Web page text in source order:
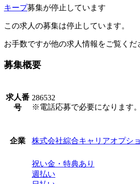
キープ募集が停止しています
この求人の募集は停止しています。
お手数ですが他の求人情報をご覧くだ
募集概要
求人番
号
286532
※電話応募で必要になります。
企業 株式会社綜合キャリアオプシ
祝い金・特典あり
週払い